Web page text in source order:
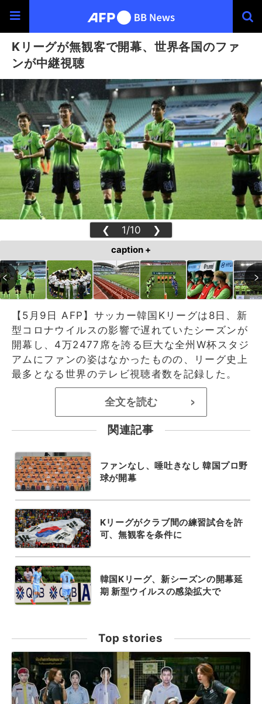
Kリーグが無観客で開幕、世界各国のファ
ンが中継視聴
❮ 1/10 ❯
caption +
【5月9日 AFP】サッカー韓国Kリーグは8日、新
型コロナウイルスの影響で遅れていたシーズンが
開幕し、4万2477席を誇る巨大な全州W杯スタジ
アムにファンの姿はなかったものの、リーグ史上
最多となる世界のテレビ視聴者数を記録した。
全文を読む >
関連記事
ファンなし、唾吐きなし 韓国プロ野
球が開幕
Kリーグがクラブ間の練習試合を許
可、無観客を条件に
韓国Kリーグ、新シーズンの開幕延
期 新型ウイルスの感染拡大で
Top stories